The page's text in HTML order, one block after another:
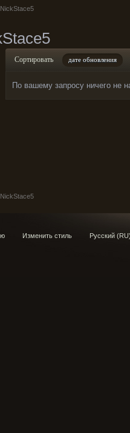
Сортировать дате обновления
По вашему запросу ничего не
Изменить стиль Русский